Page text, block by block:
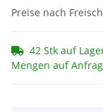
Preise nach
42 Stk auf
Mengen auf